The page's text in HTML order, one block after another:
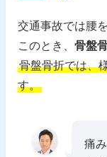
交通事故では腰
このとき、骨盤
骨盤骨折では、
す。
痛